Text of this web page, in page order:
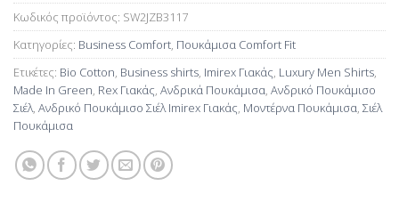
Κωδικός προϊόντος: SW2JZB3117
Κατηγορίες: Business Comfort, Πουκάμισα Comfort Fit
Ετικέτες: Bio Cotton, Business shirts, Imirex Γιακάς, Luxury Men Shirts,
Made In Green, Rex Γιακάς, Ανδρικά Πουκάμισα, Ανδρικό Πουκάμισο
Σιέλ, Ανδρικό Πουκάμισο Σιέλ Ιmirex Γιακάς, Μοντέρνα Πουκάμισα, Σιέλ
Πουκάμισα